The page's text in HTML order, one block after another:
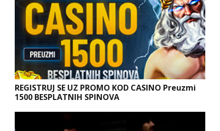
REGISTRUJ SE UZ PROMO KOD CASINO Preuzmi
1500 BESPLATNIH SPINOVA